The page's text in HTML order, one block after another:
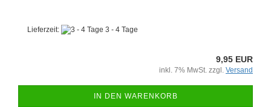
Lieferzeit: 3 - 4 Tage
9,95 EUR
inkl. 7% MwSt. zzgl. Versand
IN DEN WARENKORB